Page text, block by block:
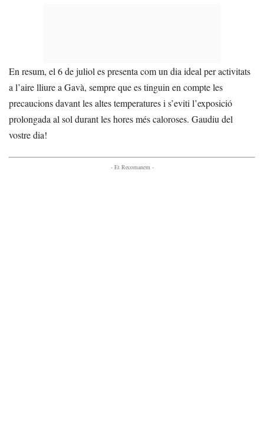
En resum, el 6 de juliol es presenta com un dia ideal per activitats
a l’aire lliure a Gavà, sempre que es tinguin en compte les
precaucions davant les altes temperatures i s’eviti l’exposició
prolongada al sol durant les hores més caloroses. Gaudiu del
vostre dia!
- Et Recomanem -